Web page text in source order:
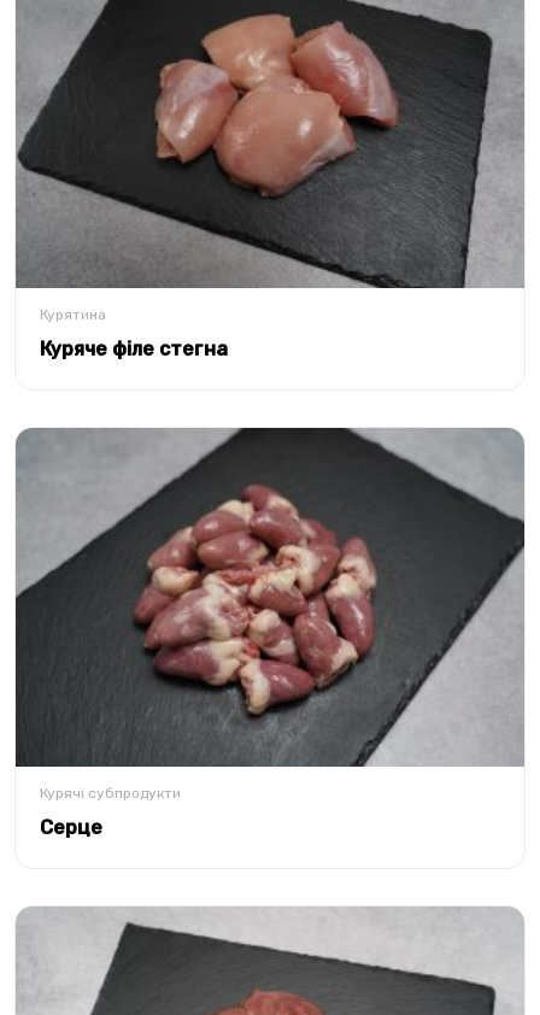
Курятина
Куряче філе стегна
Курячі субпродукти
Серце